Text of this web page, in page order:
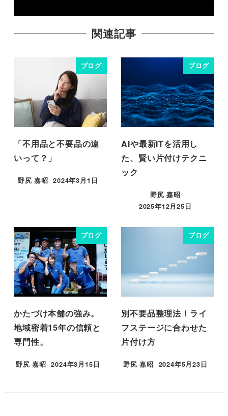
関連記事
ブログ
「不用品と不要品の違
いって？」
野尻 嘉昭
投稿日
2024年3月1日
ブログ
AIや最新ITを活用し
た、賢い片付けテクニ
ック
野尻 嘉昭
投稿日
2025年12月25日
ブログ
かたづけ本舗の強み。
地域密着15年の信頼と
専門性。
野尻 嘉昭
投稿日
2024年3月15日
ブログ
別不要品整理法！ライ
フステージに合わせた
片付け方
野尻 嘉昭
投稿日
2024年5月23日